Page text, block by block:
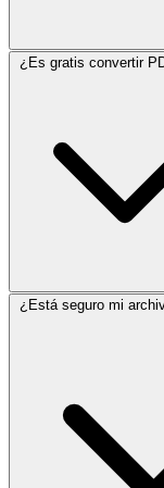
¿Es gratis convertir
¿Está seguro mi